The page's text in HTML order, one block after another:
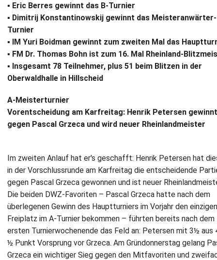
Impressum
Datenschutz
▪ Eric Berres gewinnt das B-Turnier
▪ Dimitrij Konstantinowskij gewinnt das Meisteranwärter-
Turnier
▪ IM Yuri Boidman gewinnt zum zweiten Mal das
▪ FM Dr. Thomas Bohn ist zum 16. Mal Rheinland-
▪ Insgesamt 78 Teilnehmer, plus 51 beim Blitzen in der
Oberwaldhalle in Hillscheid
A-Meisterturnier
Vorentscheidung am Karfreitag: Henrik Petersen gewinnt
gegen Pascal Grzeca und wird neuer Rheinlandmeister
Im zweiten Anlauf hat er's geschafft: Henrik Petersen hat
in der Vorschlussrunde am Karfreitag die entscheidende
gegen Pascal Grzeca gewonnen und ist neuer
Die beiden DWZ-Favoriten – Pascal Grzeca hatte nach dem
überlegenen Gewinn des Hauptturniers im Vorjahr den einzigen
Freiplatz im A-Turnier bekommen – führten bereits nach dem
ersten Turnierwochenende das Feld an: Petersen mit 3½ aus
½ Punkt Vorsprung vor Grzeca. Am Gründonnerstag gelang
Grzeca ein wichtiger Sieg gegen den Mitfavoriten und